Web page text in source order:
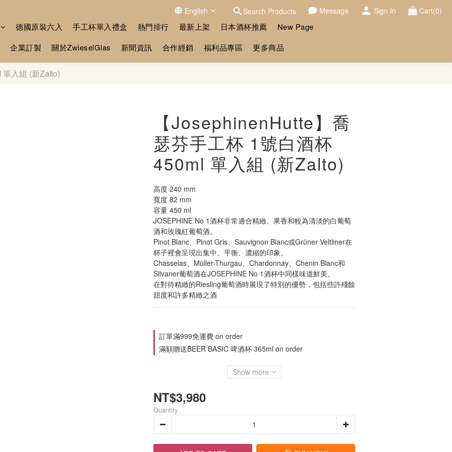
English Search Products Message Sign In Cart(0)
德國原裝六入 手工杯單入禮盒 熱門排行 最新上架 日本酒杯推薦
New Page
企業訂製 關於ZwieselGlas 新聞資訊 合作經銷 福利品專區 更多商品
單入組 (新Zalto)
【JosephinenHutte】喬
瑟芬手工杯 1號白酒杯
450ml 單入組 (新Zalto)
高度 240 mm
寬度 82 mm
容量 450 ml
JOSEPHINE No 1酒杯非常適合精緻、果香和較為清淡的白葡萄
酒和玫瑰紅葡萄酒。
Pinot Blanc、Pinot Gris、Sauvignon Blanc或Grüner Veltliner在
杯子裡會呈現出集中、平衡、濃縮的印象。
Chasselas、Müller-Thurgau、Chardonnay、Chenin Blanc和
Silvaner葡萄酒在JOSEPHINE No 1酒杯中同樣味道鮮美。
在對待精緻的Riesling葡萄酒時展現了特別的優勢，包括些許殘餘
甜度和許多精緻之酒
訂單滿999免運費 on order
滿額贈送BEER BASIC 啤酒杯 365ml on order
Show more
NT$3,980
Quantity